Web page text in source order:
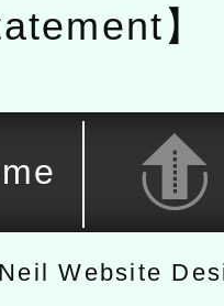
】
Website